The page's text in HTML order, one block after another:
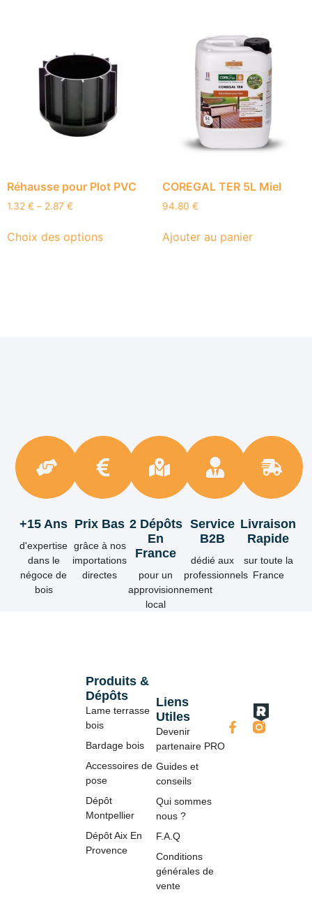
Réhausse pour Plot PVC
1.32 € – 2.87 €
Choix des options
COREGAL TER 5L Miel
94.80 €
Ajouter au panier
+15 Ans
d'expertise
dans le
négoce de
bois
Prix Bas
grâce à nos
importations
directes
2 Dépôts
En
France
pour un
approvisionnement
local
Service
B2B
dédié aux
professionnels
Livraison
Rapide
sur toute la
France
Produits &
Dépôts
Lame terrasse
bois
Bardage bois
Accessoires de
pose
Dépôt
Montpellier
Dépôt Aix En
Provence
Liens
Utiles
Devenir
partenaire PRO
Guides et
conseils
Qui sommes
nous ?
F.A.Q
Conditions
générales de
vente